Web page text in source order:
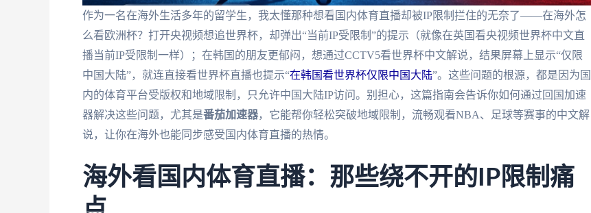
作为一名在海外生活多年的留学生，我太懂那种想看国内体育直播却被IP限制拦住的无奈了——在海外怎
么看欧洲杯？打开央视频想追世界杯，却弹出“当前IP受限制”的提示（就像在英国看央视频世界杯中文直
播当前IP受限制一样）；在韩国的朋友更郁闷，想通过CCTV5看世界杯中文解说，结果屏幕上显示“仅限
中国大陆”，就连直接看世界杯直播也提示“在韩国看世界杯仅限中国大陆”。这些问题的根源，都是因为国
内的体育平台受版权和地域限制，只允许中国大陆IP访问。别担心，这篇指南会告诉你如何通过回国加速
器解决这些问题，尤其是番茄加速器，它能帮你轻松突破地域限制，流畅观看NBA、足球等赛事的中文解
说，让你在海外也能同步感受国内体育直播的热情。
海外看国内体育直播：那些绕不开的IP限制痛